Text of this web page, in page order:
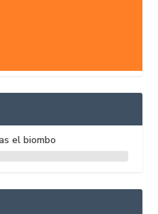
el biombo